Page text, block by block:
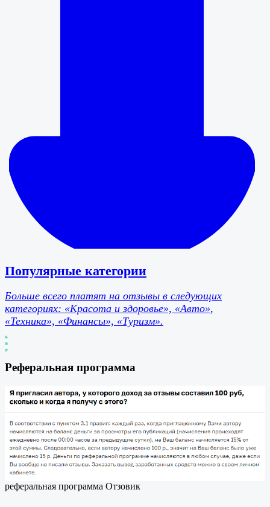
Популярные категории
Больше всего платят на отзывы в следующих
категориях: «Красота и здоровье», «Авто»,
«Техника», «Финансы», «Туризм».
Реферальная программа
реферальная программа Отзовик